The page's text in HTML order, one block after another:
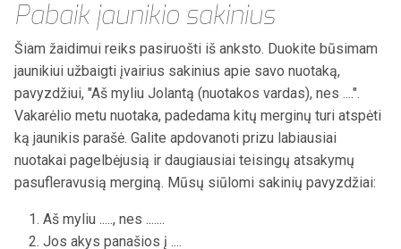
Pabaik jaunikio sakinius
Šiam žaidimui reiks pasiruošti iš anksto. Duokite būsimam
jaunikiui užbaigti įvairius sakinius apie savo nuotaką,
pavyzdžiui, "Aš myliu Jolantą (nuotakos vardas), nes ....".
Vakarėlio metu nuotaka, padedama kitų merginų turi atspėti
ką jaunikis parašė. Galite apdovanoti prizu labiausiai
nuotakai pagelbėjusią ir daugiausiai teisingų atsakymų
pasufleravusią merginą. Mūsų siūlomi sakinių pavyzdžiai:
Aš myliu ....., nes .......
Jos akys panašios į ....